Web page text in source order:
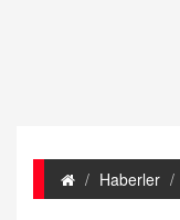
Haberler